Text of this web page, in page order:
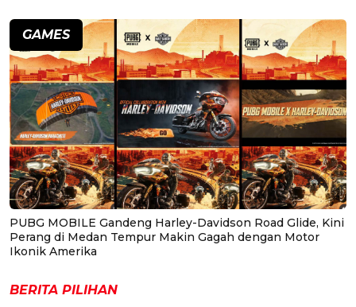
GAMES
PUBG MOBILE Gandeng Harley-Davidson Road Glide, Kini
Perang di Medan Tempur Makin Gagah dengan Motor
Ikonik Amerika
BERITA PILIHAN